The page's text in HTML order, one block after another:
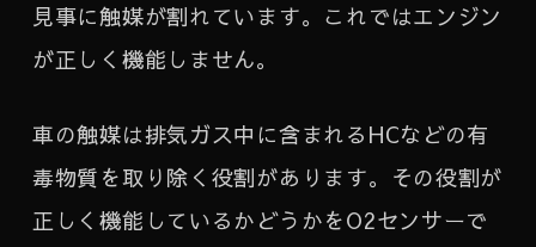
見事に触媒が割れています。これではエンジン
が正しく機能しません。
車の触媒は排気ガス中に含まれるHCなどの有
毒物質を取り除く役割があります。その役割が
正しく機能しているかどうかをO2センサーで